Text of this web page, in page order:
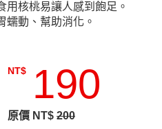
用核桃易讓人感到飽足。
蠕動、幫助消化。
NT$ 190
原價 NT$ 200